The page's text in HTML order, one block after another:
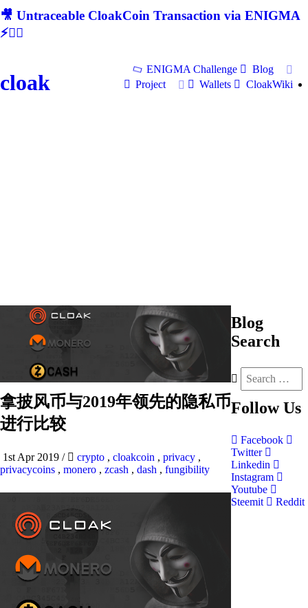
🎥 Untraceable CloakCoin Transaction via ENIGMA
⚡🕵‍♂
cloak
ENIGMA Challenge
Blog
Project
Wallets CloakWiki
拿披风币与2019年领先的隐私币
进行比较
1st Apr 2019 / crypto , cloakcoin , privacy ,
privacycoins , monero , zcash , dash , fungibility
Blog
Search
Follow Us
Facebook
Twitter
Linkedin
Instagram
Youtube
Steemit
Reddit